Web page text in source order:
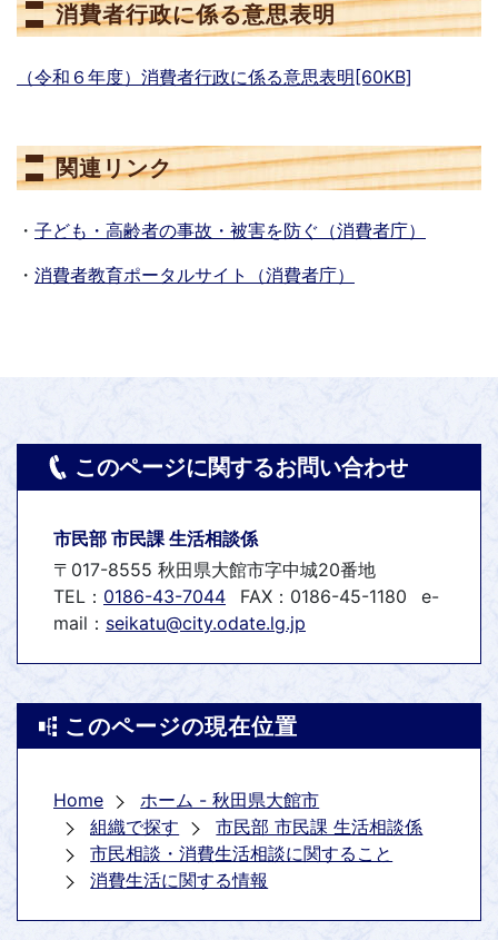
消費者行政に係る意思表明
（令和６年度）消費者行政に係る意思表明[60KB]
関連リンク
・ 子ども・高齢者の事故・被害を防ぐ（消費者庁）
・ 消費者教育ポータルサイト（消費者庁）
このページに関するお問い合わせ
市民部 市民課 生活相談係
〒017-8555 秋田県大館市字中城20番地
TEL： 0186-43-7044 FAX：0186-45-1180
e-
mail： seikatu@city.odate.lg.jp
このページの現在位置
Home
ホーム - 秋田県大館市
組織で探す
市民部 市民課 生活相談係
市民相談・消費生活相談に関すること
消費生活に関する情報